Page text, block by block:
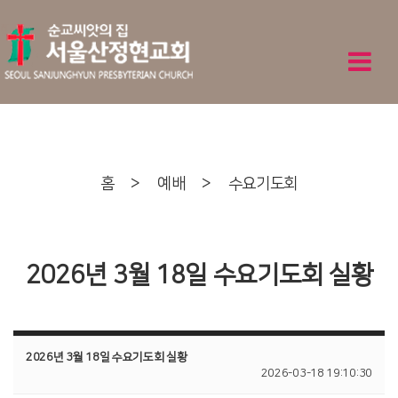
홈 > 예배 > 수요기도회
2026년 3월 18일 수요기도회 실황
2026년 3월 18일 수요기도회 실황
2026-03-18 19:10:30